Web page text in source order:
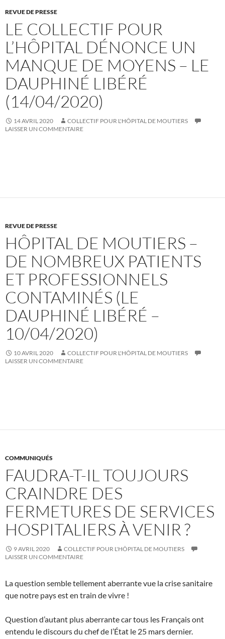
REVUE DE PRESSE
LE COLLECTIF POUR
L’HÔPITAL DÉNONCE UN
MANQUE DE MOYENS – LE
DAUPHINÉ LIBÉRÉ
(14/04/2020)
14 AVRIL 2020
COLLECTIF POUR L'HÔPITAL DE MOUTIERS
LAISSER UN COMMENTAIRE
REVUE DE PRESSE
HÔPITAL DE MOUTIERS –
DE NOMBREUX PATIENTS
ET PROFESSIONNELS
CONTAMINÉS (LE
DAUPHINÉ LIBÉRÉ –
10/04/2020)
10 AVRIL 2020
COLLECTIF POUR L'HÔPITAL DE MOUTIERS
LAISSER UN COMMENTAIRE
COMMUNIQUÉS
FAUDRA-T-IL TOUJOURS
CRAINDRE DES
FERMETURES DE SERVICES
HOSPITALIERS À VENIR ?
9 AVRIL 2020
COLLECTIF POUR L'HÔPITAL DE MOUTIERS
LAISSER UN COMMENTAIRE
La question semble tellement aberrante vue la crise sanitaire
que notre pays est en train de vivre !
Question d’autant plus aberrante car tous les Français ont
entendu le discours du chef de l’État le 25 mars dernier.